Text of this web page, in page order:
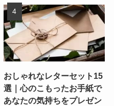
おしゃれなレターセット15
選｜心のこもったお手紙で
あなたの気持ちをプレゼン